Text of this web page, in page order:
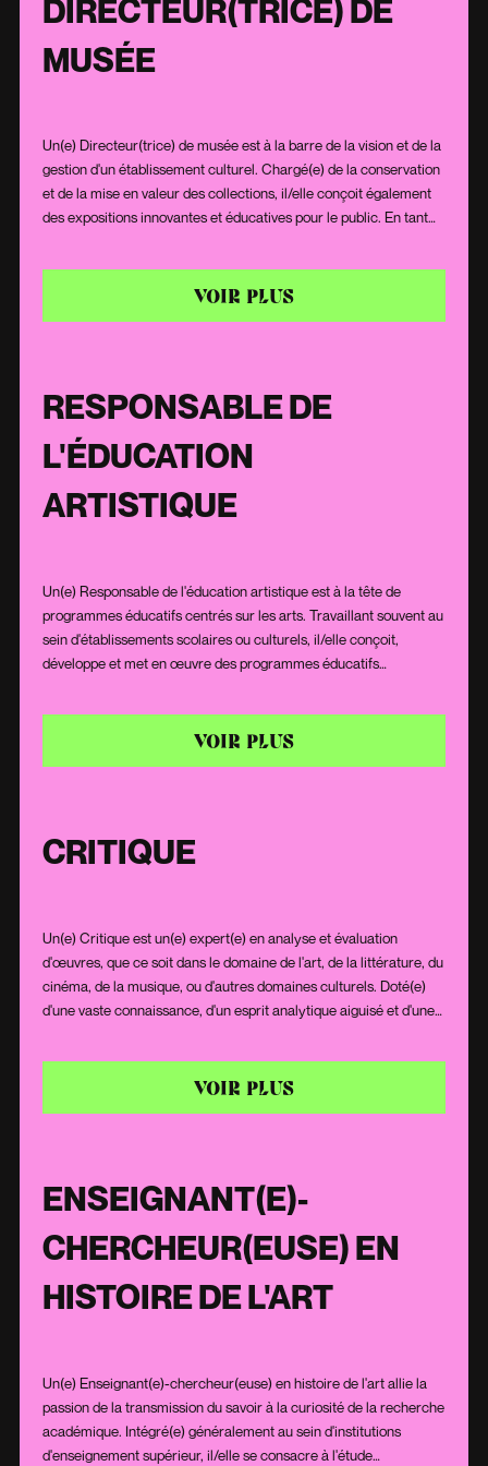
DIRECTEUR(TRICE) DE
MUSÉE
Un(e) Directeur(trice) de musée est à la barre de la vision et de la
gestion d'un établissement culturel. Chargé(e) de la conservation
et de la mise en valeur des collections, il/elle conçoit également
des expositions innovantes et éducatives pour le public. En tant
conservateurs à éducateurs, pour offrir une expérience
enrichissante aux visiteurs. Son rôle englobe également des
VOIR PLUS
RESPONSABLE DE
L'ÉDUCATION
ARTISTIQUE
Un(e) Responsable de l'éducation artistique est à la tête de
programmes éducatifs centrés sur les arts. Travaillant souvent au
sein d'établissements scolaires ou culturels, il/elle conçoit,
développe et met en œuvre des programmes éducatifs
en art et en pédagogie pour inspirer et éduquer les élèves,
favorisant ainsi leur expression créative et leur compréhension
VOIR PLUS
CRITIQUE
Un(e) Critique est un(e) expert(e) en analyse et évaluation
d'œuvres, que ce soit dans le domaine de l'art, de la littérature, du
cinéma, de la musique, ou d'autres domaines culturels. Doté(e)
d'une vaste connaissance, d'un esprit analytique aiguisé et d'une
œuvres pour le grand public. Sa plume affinée et son jugement
éclairé influencent souvent l'opinion du public et guident les
VOIR PLUS
ENSEIGNANT(E)-
CHERCHEUR(EUSE) EN
HISTOIRE DE L'ART
Un(e) Enseignant(e)-chercheur(euse) en histoire de l'art allie la
passion de la transmission du savoir à la curiosité de la recherche
académique. Intégré(e) généralement au sein d'institutions
d'enseignement supérieur, il/elle se consacre à l'étude